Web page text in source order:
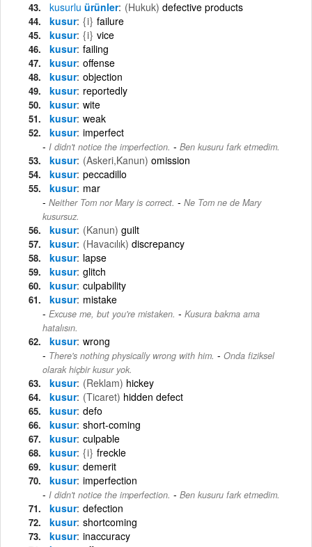
kusurlu ürünler (Hukuk) defective products
kusur {i} failure
kusur {i} vice
kusur failing
kusur offense
kusur objection
kusur reportedly
kusur wite
kusur weak
kusur imperfect
I didn't notice the imperfection. - Ben kusuru fark etmedim.
kusur (Askeri,Kanun) omission
kusur peccadillo
kusur mar
Neither Tom nor Mary is correct. - Ne Tom ne de Mary
kusursuz.
kusur (Kanun) guilt
kusur (Havacılık) discrepancy
kusur lapse
kusur glitch
kusur culpability
kusur mistake
Excuse me, but you're mistaken. - Kusura bakma ama
hatalısın.
kusur wrong
There's nothing physically wrong with him. - Onda fiziksel
olarak hiçbir kusur yok.
kusur (Reklam) hickey
kusur (Ticaret) hidden defect
kusur defo
kusur short-coming
kusur culpable
kusur {i} freckle
kusur demerit
kusur imperfection
I didn't notice the imperfection. - Ben kusuru fark etmedim.
kusur defection
kusur shortcoming
kusur inaccuracy